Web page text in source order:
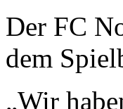
Der FC
dem
„Wir